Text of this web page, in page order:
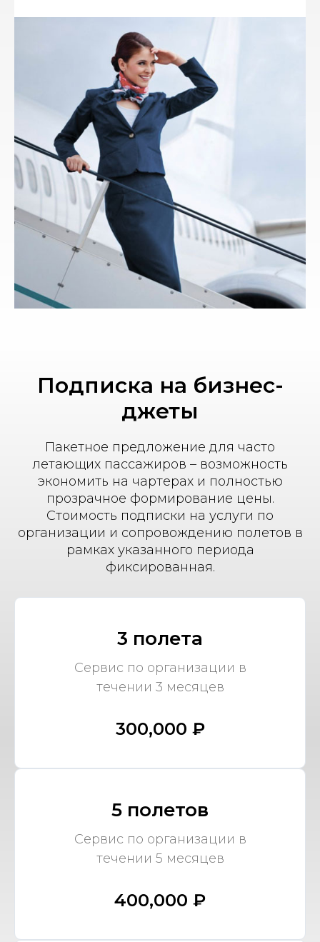
Подписка на бизнес-
джеты
Пакетное предложение для часто
летающих пассажиров – возможность
экономить на чартерах и полностью
прозрачное формирование цены.
Стоимость подписки на услуги по
организации и сопровождению полетов в
рамках указанного периода
фиксированная.
3 полета
Сервис по организации в
течении 3 месяцев
300,000 ₽
5 полетов
Сервис по организации в
течении 5 месяцев
400,000 ₽